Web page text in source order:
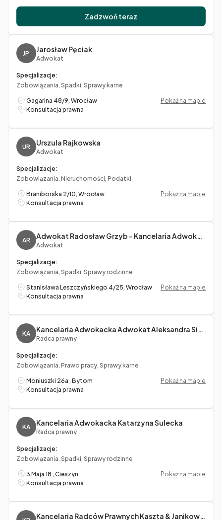
Zadzwoń teraz
JP Jarosław Pęciak
Adwokat
Specjalizacje:
Zobowiązania, Spadki, Sprawy karne
Gagarina 48/9, Wrocław
Pokaż na mapie
Konsultacja prawna
UR Urszula Rajkowska
Adwokat
Specjalizacje:
Zobowiązania, Nieruchomości, Podatki
Braniborska 2/10, Wrocław
Pokaż na mapie
Konsultacja prawna
AR
Adwokat
Specjalizacje:
Zobowiązania, Spadki, Sprawy rodzinne
Stanisława Leszczyńskiego 4/25, Wrocław
Pokaż na mapie
Konsultacja prawna
KA
Radca prawny
Specjalizacje:
Zobowiązania, Prawo pracy, Sprawy karne
Moniuszki 26a , Bytom
Pokaż na mapie
Konsultacja prawna
KA Kancelaria Adwokacka Katarzyna Sulecka
Radca prawny
Specjalizacje:
Zobowiązania, Spadki, Sprawy rodzinne
3 Maja 18 , Cieszyn
Pokaż na mapie
Konsultacja prawna